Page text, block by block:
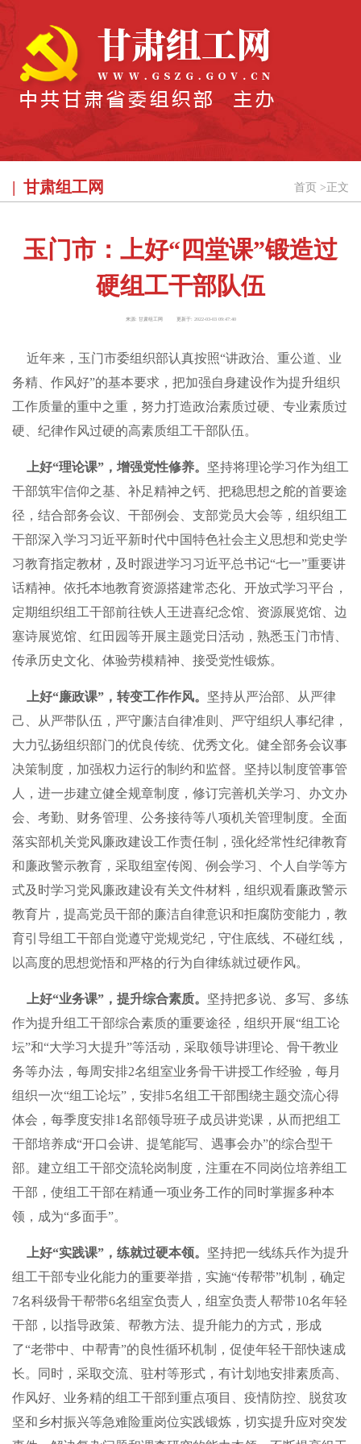
甘肃组工网 首页 > 正文
玉门市：上好“四堂课”锻造过
硬组工干部队伍
来源: 甘肃组工网 更新于: 2022-03-03 09:47:40
近年来，玉门市委组织部认真按照“讲政治、重公道、业
务精、作风好”的基本要求，把加强自身建设作为提升组织
工作质量的重中之重，努力打造政治素质过硬、专业素质过
硬、纪律作风过硬的高素质组工干部队伍。
上好“理论课”，增强党性修养。 坚持将理论学习作为组工
干部筑牢信仰之基、补足精神之钙、把稳思想之舵的首要途
径，结合部务会议、干部例会、支部党员大会等，组织组工
干部深入学习习近平新时代中国特色社会主义思想和党史学
习教育指定教材，及时跟进学习习近平总书记“七一”重要讲
话精神。依托本地教育资源搭建常态化、开放式学习平台，
定期组织组工干部前往铁人王进喜纪念馆、资源展览馆、边
塞诗展览馆、红田园等开展主题党日活动，熟悉玉门市情、
传承历史文化、体验劳模精神、接受党性锻炼。
上好“廉政课”，转变工作作风。 坚持从严治部、从严律
己、从严带队伍，严守廉洁自律准则、严守组织人事纪律，
大力弘扬组织部门的优良传统、优秀文化。健全部务会议事
决策制度，加强权力运行的制约和监督。坚持以制度管事管
人，进一步建立健全规章制度，修订完善机关学习、办文办
会、考勤、财务管理、公务接待等八项机关管理制度。全面
落实部机关党风廉政建设工作责任制，强化经常性纪律教育
和廉政警示教育，采取组室传阅、例会学习、个人自学等方
式及时学习党风廉政建设有关文件材料，组织观看廉政警示
教育片，提高党员干部的廉洁自律意识和拒腐防变能力，教
育引导组工干部自觉遵守党规党纪，守住底线、不碰红线，
以高度的思想觉悟和严格的行为自律练就过硬作风。
上好“业务课”，提升综合素质。 坚持把多说、多写、多练
作为提升组工干部综合素质的重要途径，组织开展“组工论
坛”和“大学习大提升”等活动，采取领导讲理论、骨干教业
务等办法，每周安排2名组室业务骨干讲授工作经验，每月
组织一次“组工论坛”，安排5名组工干部围绕主题交流心得
体会，每季度安排1名部领导班子成员讲党课，从而把组工
干部培养成“开口会讲、提笔能写、遇事会办”的综合型干
部。建立组工干部交流轮岗制度，注重在不同岗位培养组工
干部，使组工干部在精通一项业务工作的同时掌握多种本
领，成为“多面手”。
上好“实践课”，练就过硬本领。 坚持把一线练兵作为提升
组工干部专业化能力的重要举措，实施“传帮带”机制，确定
7名科级骨干帮带6名组室负责人，组室负责人帮带10名年轻
干部，以指导政策、帮教方法、提升能力的方式，形成
了“老带中、中帮青”的良性循环机制，促使年轻干部快速成
长。同时，采取交流、驻村等形式，有计划地安排素质高、
作风好、业务精的组工干部到重点项目、疫情防控、脱贫攻
坚和乡村振兴等急难险重岗位实践锻炼，切实提升应对突发